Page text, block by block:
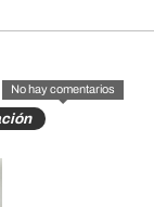
No hay comentarios